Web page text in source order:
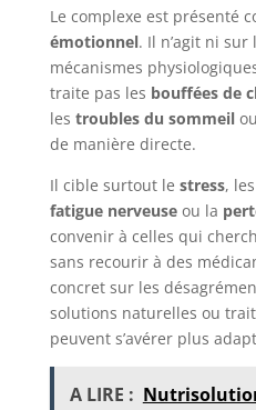
Le complexe est présenté
émotionnel. Il n’agit ni
mécanismes
traite pas les bouffées de
les troubles du sommeil
de manière directe.
Il cible surtout le stress, les
fatigue nerveuseou la
convenir à celles qui
sans recourir à des
concret sur les
solutions naturelles ou
peuvent s’avérer plus
A LIRE :